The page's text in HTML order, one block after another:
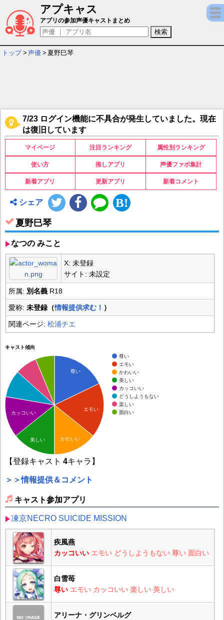
アプキャス
夏野巳琴 - 担当ゲームキャラ一覧情報
アプリの参加声優キャストまとめ
トップ > 声優 > 夏野巳琴
7/23 ログイン機能に不具合が発生していました。現在
は復旧しています
マイページ 注目ランキング 属性別ランキング
使い方 推しアプリ 声優ファボ集計
新着アプリ 更新アプリ 新着コメント
シェア
夏野巳琴
なつの みこと
X: 未登録
サイト: 未設定
所属: 別名義R18
愛称: 未登録（情報提供求む！ ）
関連ページ: 松浦チエ
キャスト傾向
尊い
エモい
かわいい
美しい
カッコいい
どうしようもない
楽しい
面白い
尊い
エモい
カッコいい
美しい かわいい
【登録キャスト 4キャラ】
＞＞情報提供＆コメント
キャスト参加アプリ
凍京NECRO SUICIDE MISSION
疾風燕
カッコいい エモい どうしようもない 尊い 面白い
白雪苺
尊い エモい カッコいい 楽しい 美しい
アリーナ・グリンベルグ